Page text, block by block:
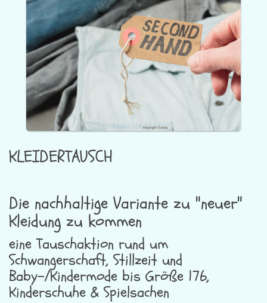
KLEIDERTAUSCH
Die nachhaltige Variante zu "neuer"
Kleidung zu kommen
eine Tauschaktion rund um
Schwangerschaft, Stillzeit und
Baby-/Kindermode bis Größe 176,
Kinderschuhe & Spielsachen